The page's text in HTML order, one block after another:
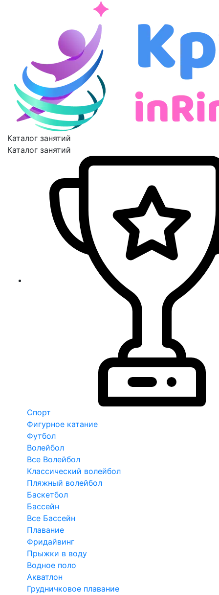
Каталог занятий
Каталог занятий
Спорт
Фигурное катание
Футбол
Волейбол
Все Волейбол
Классический волейбол
Пляжный волейбол
Баскетбол
Бассейн
Все Бассейн
Плавание
Фридайвинг
Прыжки в воду
Водное поло
Акватлон
Грудничковое плавание